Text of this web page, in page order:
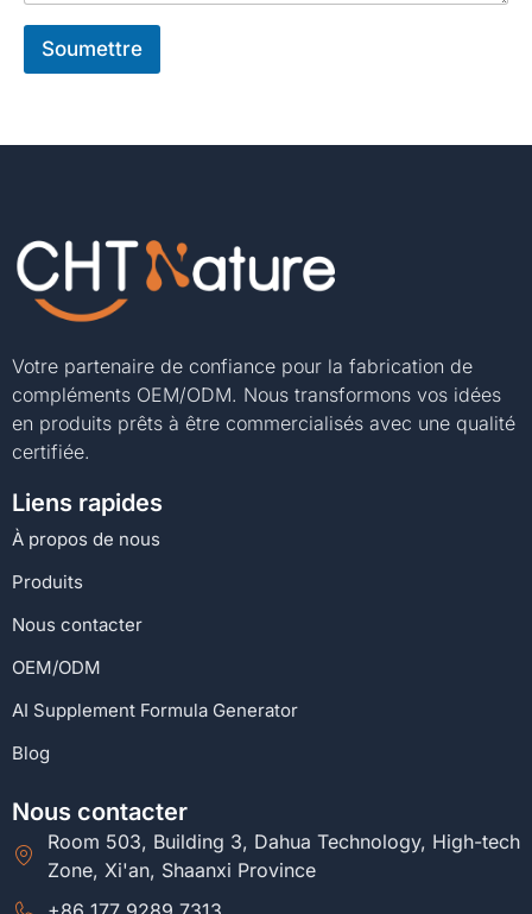
Soumettre
Votre partenaire de confiance pour la fabrication de
compléments OEM/ODM. Nous transformons vos idées
en produits prêts à être commercialisés avec une qualité
certifiée.
Liens rapides
À propos de nous
Produits
Nous contacter
OEM/ODM
AI Supplement Formula Generator
Blog
Nous contacter
Room 503, Building 3, Dahua Technology, High-tech
Zone, Xi'an, Shaanxi Province